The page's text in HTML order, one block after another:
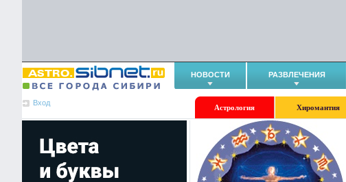
НОВОСТИ РАЗВЛЕЧЕНИЯ
Вход
Астрология Хиромантия